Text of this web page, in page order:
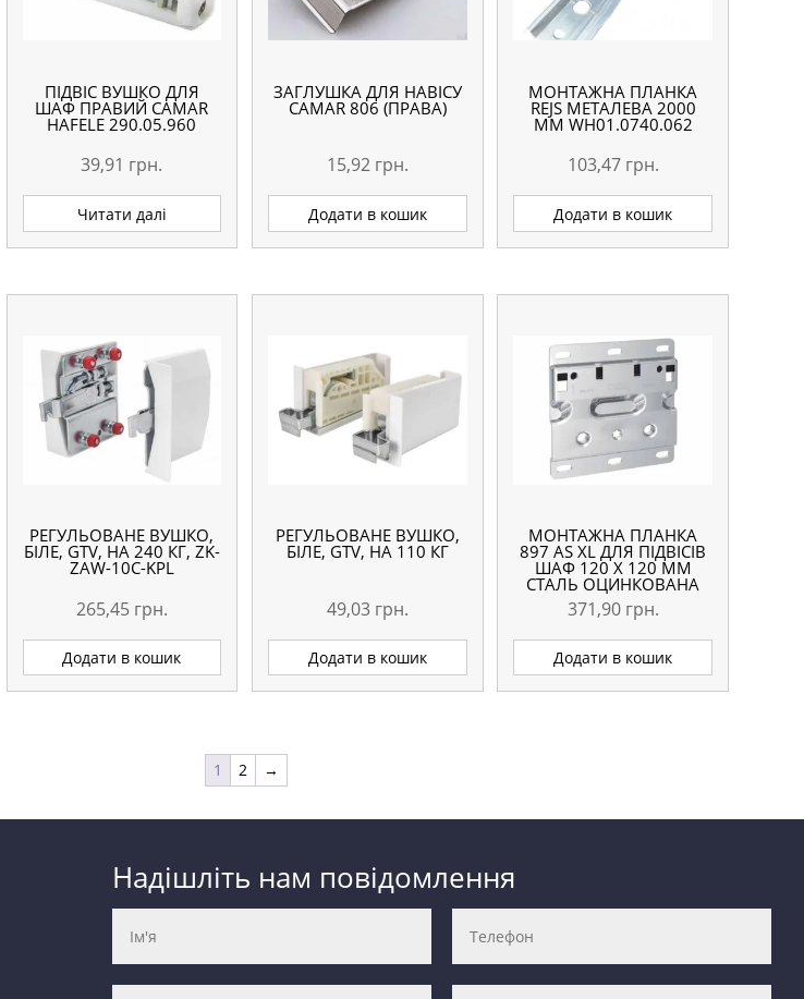
ПІДВІС ВУШКО ДЛЯ
ШАФ ПРАВИЙ CAMAR
HAFELE 290.05.960
39,91 грн.
Читати далі
ЗАГЛУШКА ДЛЯ НАВІСУ
CAMAR 806 (ПРАВА)
15,92 грн.
Додати в кошик
МОНТАЖНА ПЛАНКА
REJS МЕТАЛЕВА 2000
ММ WH01.0740.062
103,47 грн.
Додати в кошик
РЕГУЛЬОВАНЕ ВУШКО,
БІЛЕ, GTV, НА 240 КГ, ZK-
ZAW-10C-KPL
265,45 грн.
Додати в кошик
РЕГУЛЬОВАНЕ ВУШКО,
БІЛЕ, GTV, НА 110 КГ
49,03 грн.
Додати в кошик
МОНТАЖНА ПЛАНКА
897 AS XL ДЛЯ ПІДВІСІВ
ШАФ 120 Х 120 ММ
СТАЛЬ ОЦИНКОВАНА
371,90 грн.
Додати в кошик
1 2 →
Надішліть нам повідомлення